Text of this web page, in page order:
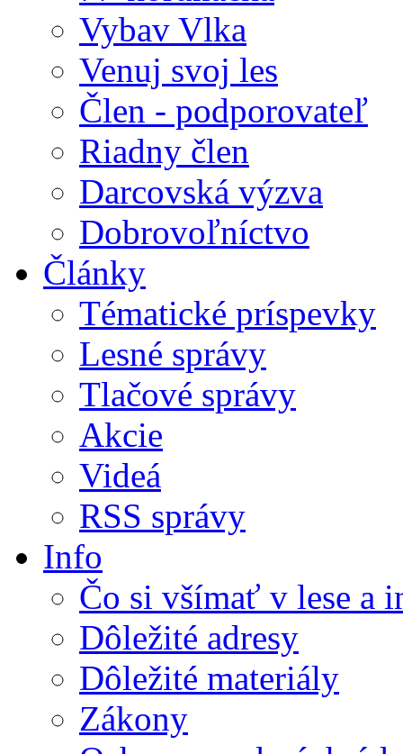
Vybav Vlka
Venuj svoj les
Člen - podporovateľ
Riadny člen
Darcovská výzva
Dobrovoľníctvo
Články
Tématické príspevky
Lesné správy
Tlačové správy
Akcie
Videá
RSS správy
Info
Čo si všímať v lese a
Dôležité adresy
Dôležité materiály
Zákony